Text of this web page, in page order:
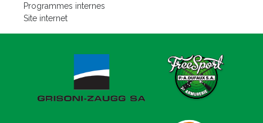
Programmes internes
Site internet